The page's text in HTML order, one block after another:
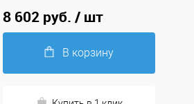
8 602 руб. / шт
В корзину